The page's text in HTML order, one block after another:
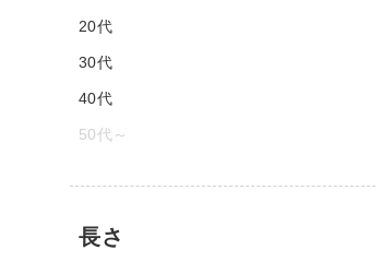
20代
30代
40代
50代～
長さ